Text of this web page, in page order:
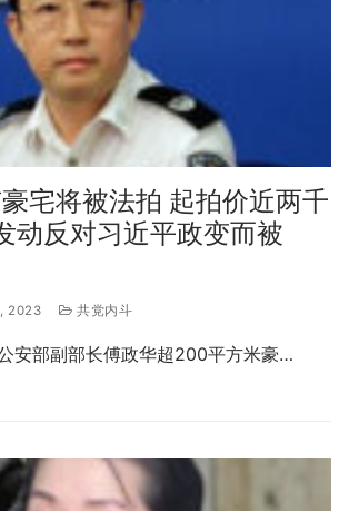
宅将被法拍 起拍价近两千
动反对习近平政变而被
2023 共党内斗
安部副部长傅政华超200平方米豪…